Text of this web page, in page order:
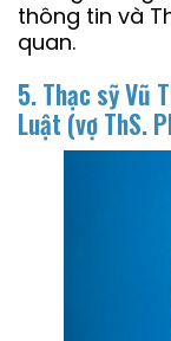
thông tin và
quan.
5. Thạc sỹ Vũ
Luật (vợ ThS.